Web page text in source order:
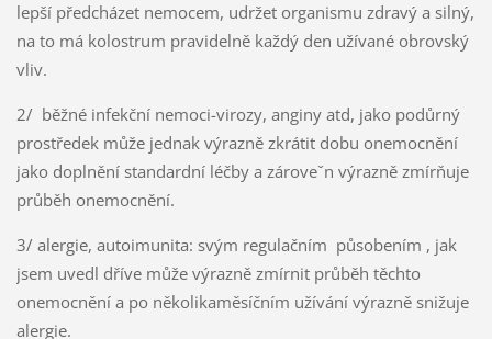
lepší předcházet nemocem, udržet organismu zdravý a silný,
na to má kolostrum pravidelně každý den užívané obrovský
vliv.
2/ běžné infekční nemoci-virozy, anginy atd, jako podůrný
prostředek může jednak výrazně zkrátit dobu onemocnění
jako doplnění standardní léčby a zároveˇn výrazně zmírňuje
průběh onemocnění.
3/ alergie, autoimunita: svým regulačním působením , jak
jsem uvedl dříve může výrazně zmírnit průběh těchto
onemocnění a po několikaměsíčním užívání výrazně snižuje
alergie.